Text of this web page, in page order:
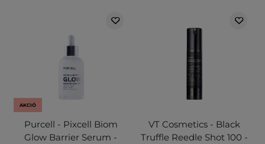
AKCIÓ
Purcell - Pixcell Biom
Glow Barrier Serum -
VT Cosmetics - Black
Truffle Reedle Shot 100 -